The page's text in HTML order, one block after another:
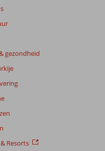
gezondheid
Resorts